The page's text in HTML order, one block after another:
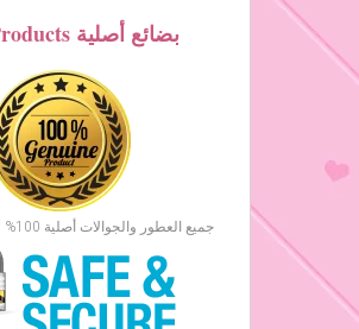
Genuine Products بضائع أصلية
جميع العطور والجوالات أصلية 100%